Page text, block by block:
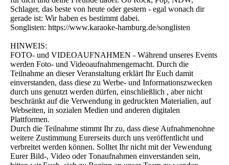
Schlager, das beste von heute oder gestern - egal wonach dir
gerade ist: Wir haben es bestimmt dabei.
Songlisten: https://www.karaoke-hamburg.de/songlisten
HINWEIS:
FOTO- und VIDEOAUFNAHMEN - Während unseres Events
werden Foto- und Videoaufnahmengemacht. Durch die
Teilnahme an dieser Veranstaltung erklärt Ihr Euch damit
einverstanden, dass diese zu Werbe- und Informationszwecken
durch uns genutzt werden dürfen, einschließlich , aber nicht
beschränkt auf die Verwendung in gedruckten Materialien, auf
Webseiten, in sozialen Medien und anderen digitalen
Plattformen.
Durch die Teilnahme stimmt Ihr zu, dass diese Aufnahmenohne
weitere Zustimmung Eurerseits durch uns veröffentlicht und
verbreitet werden können. Solltet Ihr nicht mit der Vewendung
Eurer Bild-, Video oder Tonaufnahmen einverstanden sein,